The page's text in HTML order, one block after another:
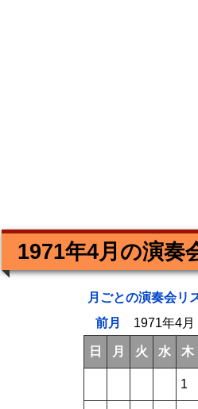
1971年4月の演奏
月ごとの演奏会リ
前月
1971年4
日 月 火 水 木
1